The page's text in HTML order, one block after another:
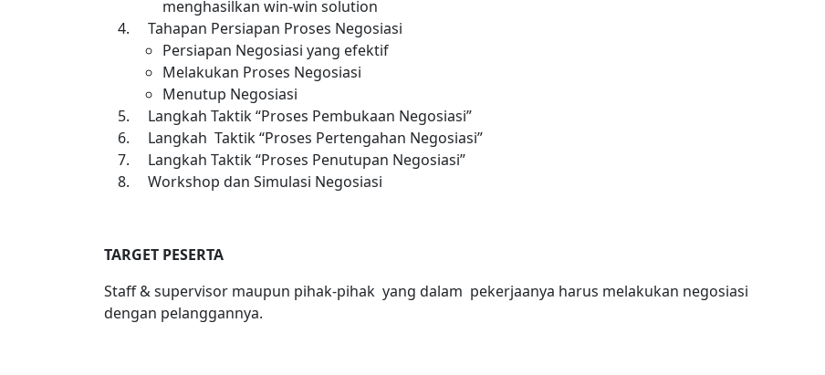
menghasilkan win-win solution
Tahapan Persiapan Proses Negosiasi
Persiapan Negosiasi yang efektif
Melakukan Proses Negosiasi
Menutup Negosiasi
Langkah Taktik “Proses Pembukaan Negosiasi”
Langkah Taktik “Proses Pertengahan Negosiasi”
Langkah Taktik “Proses Penutupan Negosiasi”
Workshop dan Simulasi Negosiasi
TARGET PESERTA
Staff & supervisor maupun pihak-pihak yang dalam pekerjaanya harus melakukan negosiasi
dengan pelanggannya.